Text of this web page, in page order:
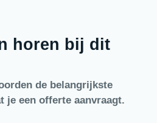
horen bij dit
de belangrijkste
je een offerte aanvraagt.